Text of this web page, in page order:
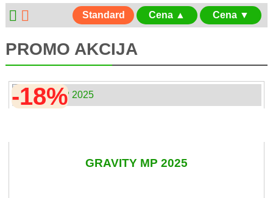
Standard Cena ▲ Cena ▼
PROMO AKCIJA
GRAVITY MP 2025
-18%